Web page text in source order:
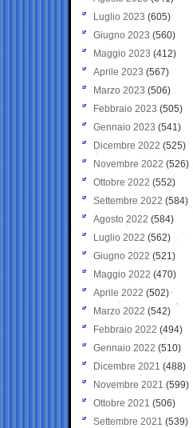
Luglio 2023 (605)
Giugno 2023 (560)
Maggio 2023 (412)
Aprile 2023 (567)
Marzo 2023 (506)
Febbraio 2023 (505)
Gennaio 2023 (541)
Dicembre 2022 (525)
Novembre 2022 (526)
Ottobre 2022 (552)
Settembre 2022 (584)
Agosto 2022 (584)
Luglio 2022 (562)
Giugno 2022 (521)
Maggio 2022 (470)
Aprile 2022 (502)
Marzo 2022 (542)
Febbraio 2022 (494)
Gennaio 2022 (510)
Dicembre 2021 (488)
Novembre 2021 (599)
Ottobre 2021 (506)
Settembre 2021 (539)